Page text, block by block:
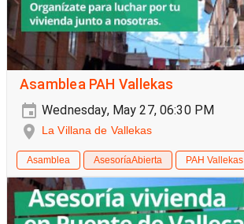
Asamblea PAH Vallekas
Wednesday, May 27, 06:30 PM
La Villana de Vallekas
Asamblea AsesoríaAbierta PAH Vallekas